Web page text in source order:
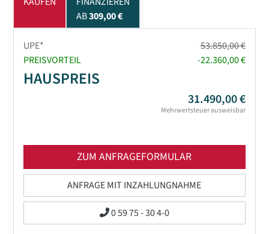
AB309,00 €
UPE*
53.850,00 €
PREISVORTEIL
-22.360,00 €
HAUSPREIS
31.490,00 €
Mehrwertsteuer ausweisbar
ZUM ANFRAGEFORMULAR
ANFRAGE MIT INZAHLUNGNAHME
0 59 75 - 30 4-0